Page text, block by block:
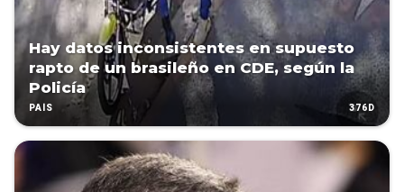
Hay datos inconsistentes en supuesto
rapto de un brasileño en CDE, según la
Policía
PAÍS 376D